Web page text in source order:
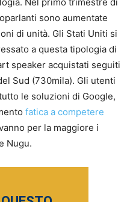
sono aumentate
di unità. Gli Stati Uniti si
a questa tipologia di
speaker acquistati seguiti
Sud (730mila). Gli utenti
le soluzioni di Google,
fatica a competere
per la maggiore i
Nugu.